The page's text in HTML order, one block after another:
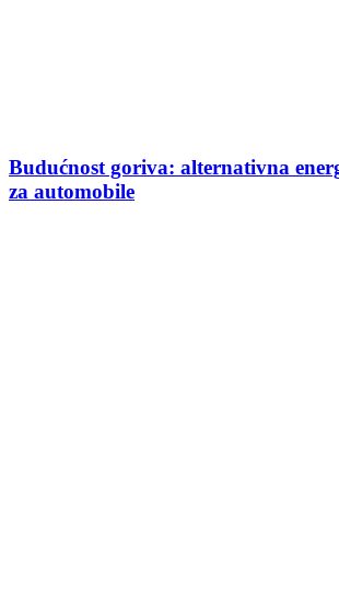
Budućnost goriva: alternativna
za automobile